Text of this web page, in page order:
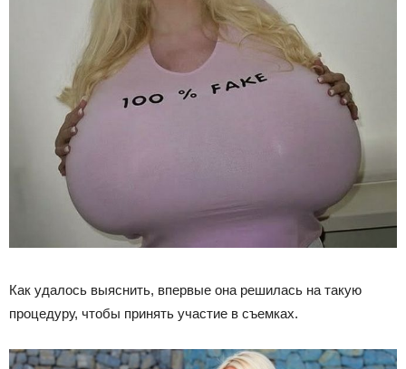
Как удалось выяснить, впервые она решилась на такую
процедуру, чтобы принять участие в съемках.